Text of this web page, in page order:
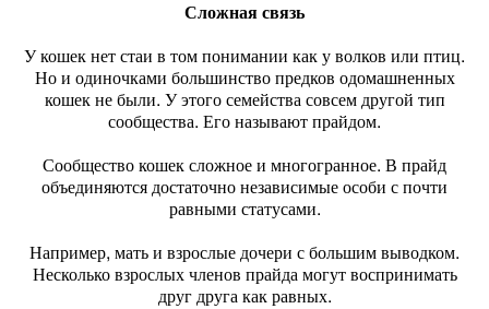
Сложная связь
У кошек нет стаи в том понимании как у волков или птиц.
Но и одиночками большинство предков одомашненных
кошек не были. У этого семейства совсем другой тип
сообщества. Его называют прайдом.
Сообщество кошек сложное и многогранное. В прайд
объединяются достаточно независимые особи с почти
равными статусами.
Например, мать и взрослые дочери с большим выводком.
Несколько взрослых членов прайда могут воспринимать
друг друга как равных.